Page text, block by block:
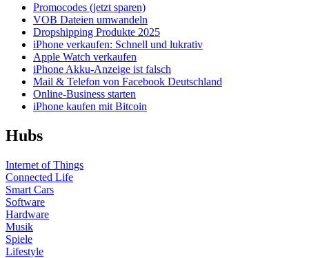
Promocodes (jetzt sparen)
VOB Dateien umwandeln
Dropshipping Produkte 2025
iPhone verkaufen: Schnell und lukrativ
Apple Watch verkaufen
iPhone Akku-Anzeige ist falsch
Mail & Telefon von Facebook Deutschland
Online-Business starten
iPhone kaufen mit Bitcoin
Hubs
Internet of Things
Connected Life
Smart Cars
Software
Hardware
Musik
Spiele
Lifestyle